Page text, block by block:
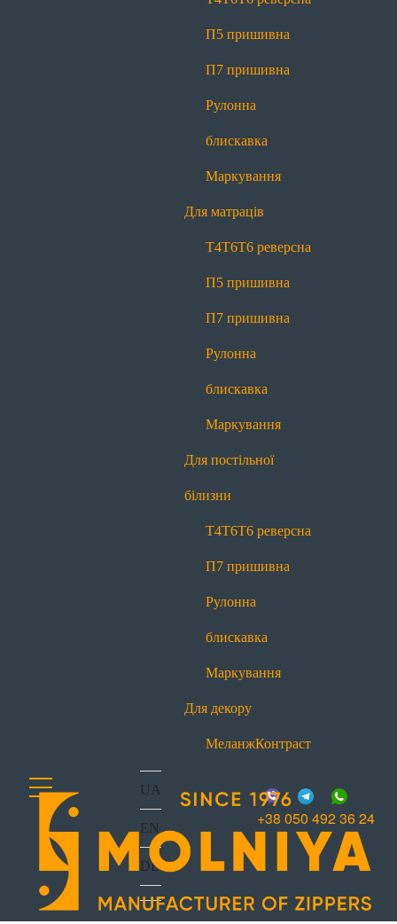
П5 пришивна
П7 пришивна
Рулонна
блискавка
Маркування
Для матраців
Т4Т6Т6 реверсна
П5 пришивна
П7 пришивна
Рулонна
блискавка
Маркування
Для постільної
білизни
Т4Т6Т6 реверсна
П7 пришивна
Рулонна
блискавка
Маркування
Для декору
МеланжКонтраст
+38 050 492 36 24
UA
EN
DE
Т6 реверсна
Рулонна блискавка
Для постільної білизни
Т6 реверсна П7 пришивна
Рулонна блискавка
Виробництво